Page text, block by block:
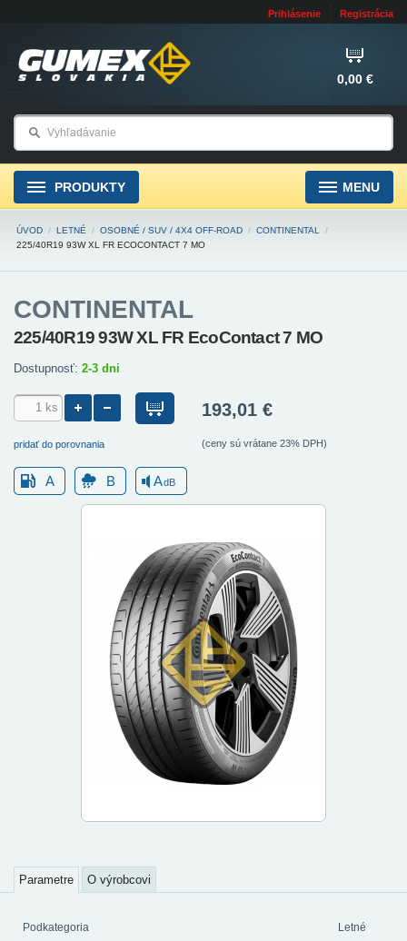
Prihlásenie Registrácia
0,00 €
PRODUKTY MENU
ÚVOD / LETNÉ / OSOBNÉ / SUV / 4X4 OFF-ROAD / CONTINENTAL
/
225/40R19 93W XL FR ECOCONTACT 7 MO
CONTINENTAL
225/40R19 93W XL FR EcoContact 7 MO
Dostupnosť: 2-3 dni
pridať do porovnania
193,01 €
(ceny sú vrátane 23% DPH)
A B AdB
Parametre O výrobcovi
Podkategoria Letné